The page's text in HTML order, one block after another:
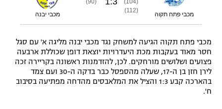
תקנון עבור פעילות ספורט 1 – "מרלן"
תנאי שימוש
מדיניות פרטיות
אומנויות לחימה
גיימינג E-Sports
מכבי פתח תקוה
(104)
(112)
(90)
מכבי יבנה
מכבי פתח תקוה הגיעה למשחק נגד מכבי יבנה מליגה א' עם סגל
חסר מאוד בעקבות מכת היעדרויות יוצאת דופן שכוללת ארבעה
פצועים ושלושים מורחקים. לכן, להזדמנות ראשונה בקריירה זכה
לירן חזן בן ה-17, שעלה מהספסל כבר בדקה ה-30 ועם צמד
בהארכה קבע 1:3 והציל את המלאבסים מהדחה מפתיעה בסיבוב
ח'.